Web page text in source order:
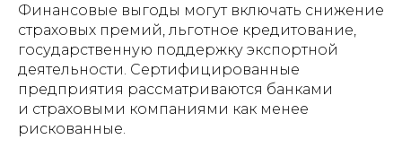
Финансовые выгоды могут включать снижение
страховых премий, льготное кредитование,
государственную поддержку экспортной
деятельности. Сертифицированные
предприятия рассматриваются банками
и страховыми компаниями как менее
рискованные.